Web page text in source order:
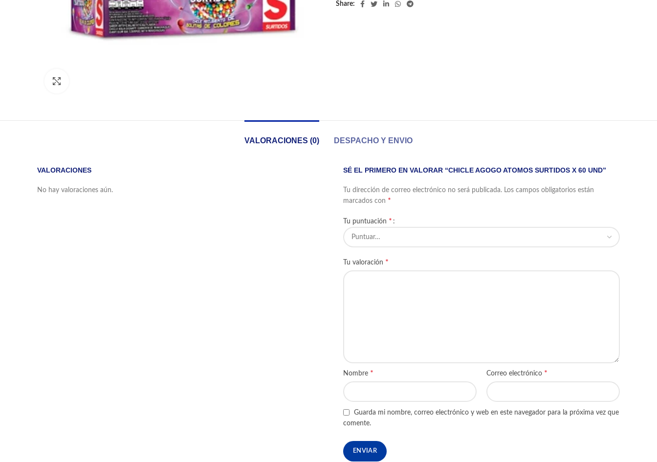
Share
VALORACIONES (0) DESPACHO Y ENVIO
VALORACIONES
No hay valoraciones aún.
SÉ EL PRIMERO EN VALORAR “CHICLE AGOGO ATOMOS SURTIDOS X 60 UND”
Tu dirección de correo electrónico no será publicada. Los campos obligatorios están
marcados con *
Tu puntuación *
Tu valoración *
Nombre * Correo electrónico *
Guarda mi nombre, correo electrónico y web en este navegador para la próxima vez que
comente.